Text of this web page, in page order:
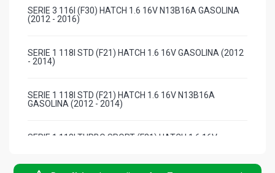
SERIE 3 116I (F30) HATCH 1.6 16V N13B16A GASOLINA
(2012 - 2016)
SERIE 1 118I STD (F21) HATCH 1.6 16V GASOLINA (2012
- 2014)
SERIE 1 118I STD (F21) HATCH 1.6 16V N13B16A
GASOLINA (2012 - 2014)
SERIE 1 118I TURBO SPORT (F21) HATCH 1.6 16V